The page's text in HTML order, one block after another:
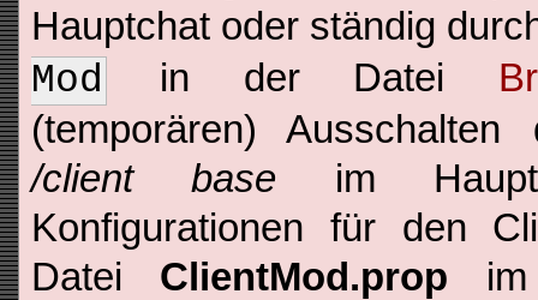
Hauptchat oder ständig
Mod in der Datei
(temporären)
/client base im
Konfigurationen für den
Datei ClientMod.prop im